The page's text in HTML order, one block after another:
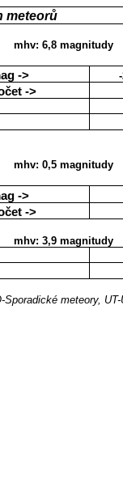
meteorů
mhv: 6,8 magnitudy
->
->
mhv: 0,5 magnitudy
->
->
mhv: 3,9 magnitudy
meteory,